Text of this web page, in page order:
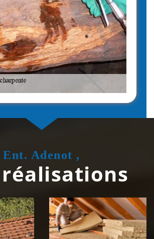
Ent. Adenot ,
Isolation de
toiture 39
Jura